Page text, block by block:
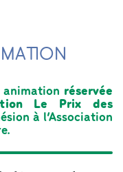
animation réservée
Le Prix des
à l’Association